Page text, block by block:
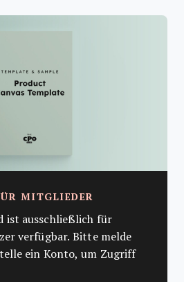
MITGLIEDER
ist ausschließlich für
verfügbar. Bitte melde
ein Konto, um Zugriff